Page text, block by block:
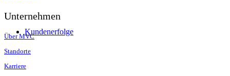
Kundenerfolge
Unternehmen
Über MVC
Standorte
Karriere